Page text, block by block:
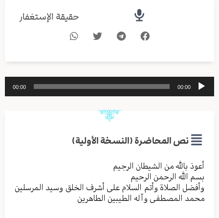
حقيقة الإستغفار
مشغل
الصوت
00:00
00:00
نص المحاضرة (النسخة الأولية)
أعوذ بالله من الشیطان الرجیم
بسم الله الرحمن الرحیم
وأفضل الصلاة وأتم السلام علی أشرف الخلق وسید المرسلین
محمد المصطفی وآله الطیبین الطاهرین